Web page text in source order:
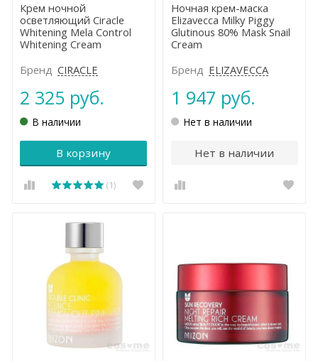
Крем ночной
осветляющий Ciracle
Whitening Mela Control
Whitening Cream
Бренд CIRACLE
2 325 руб.
В наличии
В корзину
(1)
Ночная крем-маска
Elizavecca Milky Piggy
Glutinous 80% Mask Snail
Cream
Бренд ELIZAVECCA
1 947 руб.
Нет в наличии
Нет в наличии